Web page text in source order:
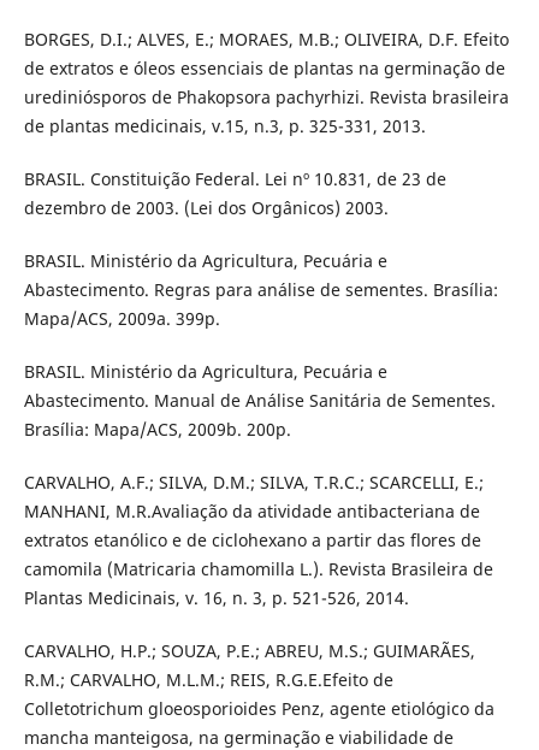
BORGES, D.I.; ALVES, E.; MORAES, M.B.; OLIVEIRA, D.F. Efeito
de extratos e óleos essenciais de plantas na germinação de
urediniósporos de Phakopsora pachyrhizi. Revista brasileira
de plantas medicinais, v.15, n.3, p. 325-331, 2013.
BRASIL. Constituição Federal. Lei nº 10.831, de 23 de
dezembro de 2003. (Lei dos Orgânicos) 2003.
BRASIL. Ministério da Agricultura, Pecuária e
Abastecimento. Regras para análise de sementes. Brasília:
Mapa/ACS, 2009a. 399p.
BRASIL. Ministério da Agricultura, Pecuária e
Abastecimento. Manual de Análise Sanitária de Sementes.
Brasília: Mapa/ACS, 2009b. 200p.
CARVALHO, A.F.; SILVA, D.M.; SILVA, T.R.C.; SCARCELLI, E.;
MANHANI, M.R.Avaliação da atividade antibacteriana de
extratos etanólico e de ciclohexano a partir das flores de
camomila (Matricaria chamomilla L.). Revista Brasileira de
Plantas Medicinais, v. 16, n. 3, p. 521-526, 2014.
CARVALHO, H.P.; SOUZA, P.E.; ABREU, M.S.; GUIMARÃES,
R.M.; CARVALHO, M.L.M.; REIS, R.G.E.Efeito de
Colletotrichum gloeosporioides Penz, agente etiológico da
mancha manteigosa, na germinação e viabilidade de